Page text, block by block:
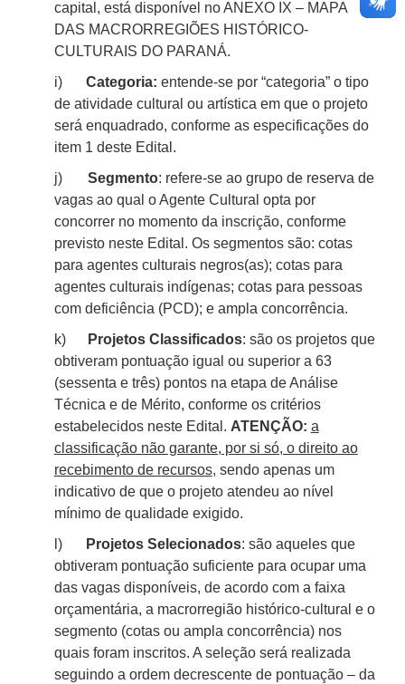
capital, está disponível no ANEXO IX – MAPA
DAS MACRORREGIÕES HISTÓRICO-
CULTURAIS DO PARANÁ.
i)
Categoria: entende-se por “categoria” o tipo
de atividade cultural ou artística em que o projeto
será enquadrado, conforme as especificações do
item 1 deste Edital.
j)
Segmento: refere-se ao grupo de reserva de
vagas ao qual o Agente Cultural opta por
concorrer no momento da inscrição, conforme
previsto neste Edital. Os segmentos são: cotas
para agentes culturais negros(as); cotas para
agentes culturais indígenas; cotas para pessoas
com deficiência (PCD); e ampla concorrência.
k)
Projetos Classificados: são os projetos que
obtiveram pontuação igual ou superior a 63
(sessenta e três) pontos na etapa de Análise
Técnica e de Mérito, conforme os critérios
estabelecidos neste Edital. ATENÇÃO: a
classificação não garante, por si só, o direito ao
recebimento de recursos, sendo apenas um
indicativo de que o projeto atendeu ao nível
mínimo de qualidade exigido.
l)
Projetos Selecionados: são aqueles que
obtiveram pontuação suficiente para ocupar uma
das vagas disponíveis, de acordo com a faixa
orçamentária, a macrorregião histórico-cultural e o
segmento (cotas ou ampla concorrência) nos
quais foram inscritos. A seleção será realizada
seguindo a ordem decrescente de pontuação – da